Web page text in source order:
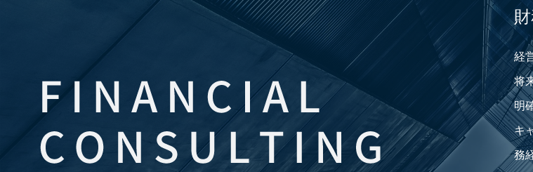
経
将
明
キ
務